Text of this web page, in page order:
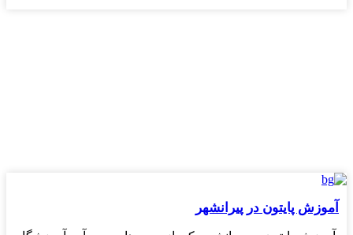
آموزش پایتون در پیرانشهر